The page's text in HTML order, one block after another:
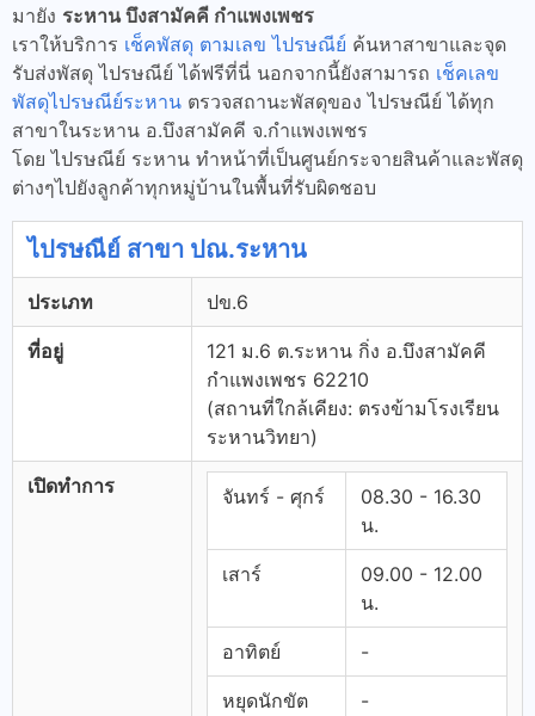
มายัง ระหาน บึงสามัคคี กำแพงเพชร
เราให้บริการ เช็คพัสดุ ตามเลข ไปรษณีย์ ค้นหาสาขาและจุด
รับส่งพัสดุ ไปรษณีย์ ได้ฟรีที่นี่ นอกจากนี้ยังสามารถ เช็คเลข
พัสดุไปรษณีย์ระหาน ตรวจสถานะพัสดุของ ไปรษณีย์ ได้ทุก
สาขาในระหาน อ.บึงสามัคคี จ.กำแพงเพชร
โดย ไปรษณีย์ ระหาน ทำหน้าที่เป็นศูนย์กระจายสินค้าและพัสดุ
ต่างๆไปยังลูกค้าทุกหมู่บ้านในพื้นที่รับผิดชอบ
ไปรษณีย์ สาขา ปณ.ระหาน
ประเภท ปข.6
ที่อยู่
121 ม.6 ต.ระหาน กิ่ง อ.บึงสามัคคี
กำแพงเพชร 62210
(สถานที่ใกล้เคียง: ตรงข้ามโรงเรียน
ระหานวิทยา)
เปิดทำการ จันทร์ - ศุกร์
08.30 - 16.30
น.
เสาร์
09.00 - 12.00
น.
อาทิตย์ -
หยุดนักขัต
-